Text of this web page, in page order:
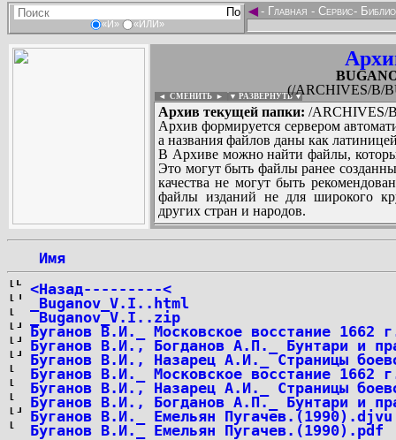
«И» «ИЛИ»
◄- Главная - Сервис-
(/ARCHIVES/B/
◄ СМЕНИТЬ ► ▼ РАЗВЕРНУТЬ ▼
Архив текущей папки: /ARCHIVES/
Архив формируется сервером
а названия файлов даны как
В Архиве можно найти файлы,
Это могут быть файлы ранее
качества не могут быть
файлы изданий не для широкого
других стран и народов.
Имя
<Назад---------<
_Buganov_V.I..html
_Buganov_V.I..zip
Буганов В.И._ Московское восстание 1662
Буганов В.И., Богданов А.П._ Бунтари и
Буганов В.И., Назарец А.И._ Страницы
Буганов В.И._ Московское восстание 1662
Буганов В.И., Назарец А.И._ Страницы
Буганов В.И., Богданов А.П._ Бунтари и
Буганов В.И._ Емельян Пугачев.(1990).djvu
Буганов В.И._ Емельян Пугачев.(1990).pdf